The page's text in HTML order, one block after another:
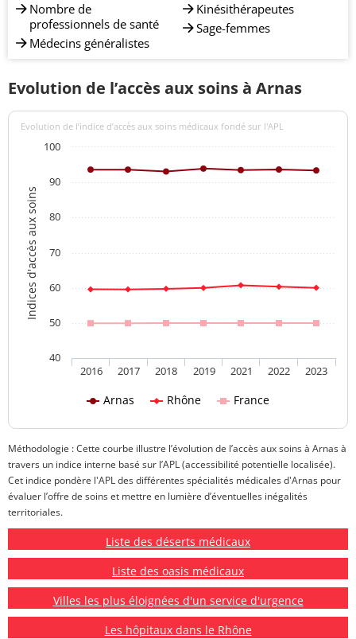
Nombre de
professionnels de santé
Médecins généralistes
Kinésithérapeutes
Sage-femmes
Evolution de l’accès aux soins à Arnas
Indices d'accès aux soins
Evolution de l’indice d’accès aux soins médicaux fondé sur l'APL
Arnas Rhône France
2016 2017 2018 2019 2021 2022 2023
40
50
60
70
80
90
100
Méthodologie : Cette courbe illustre l’évolution de l’accès aux soins à Arnas à
travers un indice interne basé sur l’APL (accessibilité potentielle localisée).
Cet indice pondère l'APL des différentes spécialités médicales d'Arnas pour
évaluer l’offre de soins et mettre en lumière d’éventuelles inégalités
territoriales.
Liste des déserts médicaux
Liste des oasis médicaux
Villes les plus éloignées d'un service d'urgence
Les hôpitaux dans le Rhône